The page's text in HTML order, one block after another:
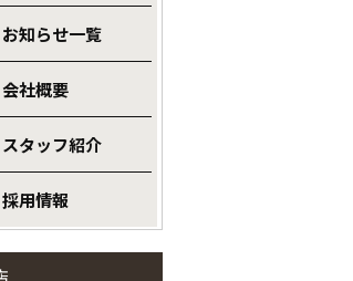
お知らせ一覧
会社概要
スタッフ紹介
採用情報